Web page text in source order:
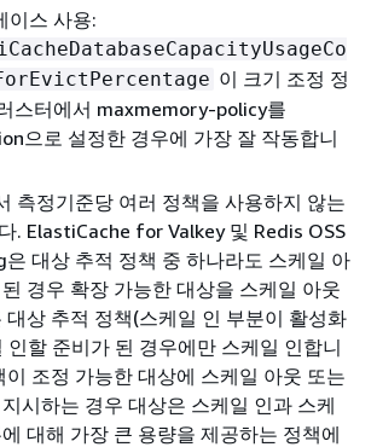
이스 사용:
이 크기 조정 정
스터에서 maxmemory-policy를
으로 설정한 경우에 가장 잘 작동합니
측정기준당 여러 정책을 사용하지 않는
. ElastiCache for Valkey 및 Redis OSS
대상 추적 정책 중 하나라도 스케일 아
경우 확장 가능한 대상을 스케일 아웃
대상 추적 정책(스케일 인 부분이 활성화
인할 준비가 된 경우에만 스케일 인합니
이 조정 가능한 대상에 스케일 아웃 또는
시하는 경우 대상은 스케일 인과 스케
대해 가장 큰 용량을 제공하는 정책에